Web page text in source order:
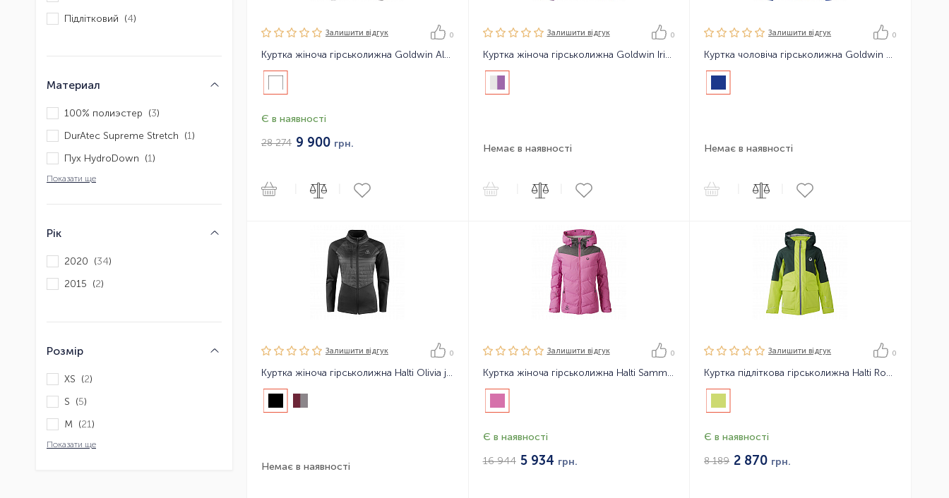
Підлітковий (4)
Материал
100% полиэстер (3)
DurAtec Supreme Stretch (1)
Пух HydroDown (1)
Показати ще
Рік
2020 (34)
2015 (2)
Розмір
XS (2)
S (5)
M (21)
Показати ще
Залишити вiдгук 0
Куртка жіноча гірськолижна Goldwin Albireo Jacket
Є в наявності
28 274 9 900 грн.
Залишити вiдгук 0
Куртка жіноча гірськолижна Goldwin Iris Multi-color Jacket
Немає в наявності
Залишити вiдгук 0
Куртка чоловіча гірськолижна Goldwin Atlas Jacket
Немає в наявності
Залишити вiдгук 0
Куртка жіноча гірськолижна Halti Olivia jacket
Немає в наявності
Залишити вiдгук 0
Куртка жіноча гірськолижна Halti Sammu DX ski jacket
Є в наявності
16 944 5 934 грн.
Залишити вiдгук 0
Куртка підліткова гірськолижна Halti Roni DX ski jacket
Є в наявності
8 189 2 870 грн.